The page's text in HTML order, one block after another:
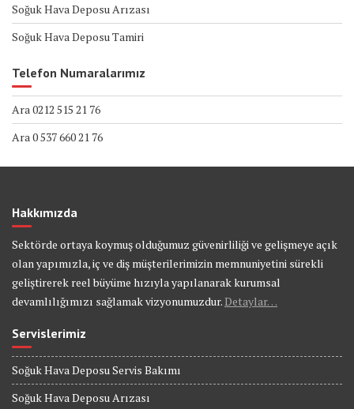
Soğuk Hava Deposu Arızası
Soğuk Hava Deposu Tamiri
Telefon Numaralarımız
Ara 0212 515 21 76
Ara 0 537 660 21 76
Hakkımızda
Sektörde ortaya koymuş olduğumuz güvenirliliği ve gelişmeye açık
olan yapımızla, iç ve diş müşterilerimizin memnuniyetini sürekli
geliştirerek reel büyüme hızıyla yapılanarak kurumsal
devamlılığımızı sağlamak vizyonumuzdur. Detaylar…
Servislerimiz
Soğuk Hava Deposu Servis Bakımı
Soğuk Hava Deposu Arızası